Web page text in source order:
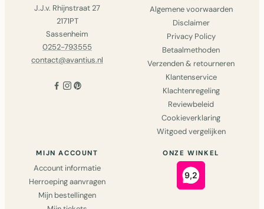
J.J.v. Rhijnstraat 27
2171PT
Sassenheim
0252-793555
contact@avantius.nl
Algemene voorwaarden
Disclaimer
Privacy Policy
Betaalmethoden
Verzenden & retourneren
Klantenservice
Klachtenregeling
Reviewbeleid
Cookieverklaring
Witgoed vergelijken
MIJN ACCOUNT
Account informatie
Herroeping aanvragen
Mijn bestellingen
ONZE WINKEL